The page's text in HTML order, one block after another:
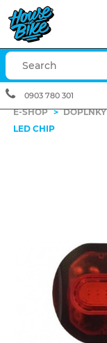
E-SHOP > DOPLNKY
LED CHIP
0903 780 301